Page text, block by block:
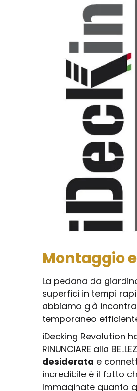
Montaggio
La pedana da
superfici in tempi
abbiamo già
temporaneo
iDecking Revolution
RINUNCIARE alla
desiderata e
incredibile è il fatto
Immaginate quanto